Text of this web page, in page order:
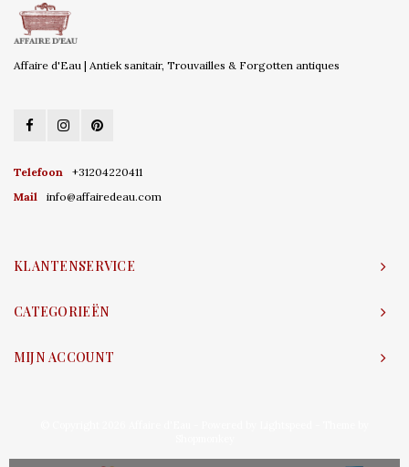
Affaire d'Eau | Antiek sanitair, Trouvailles & Forgotten antiques
Telefoon
+31204220411
Mail
info@affairedeau.com
KLANTENSERVICE
CATEGORIEËN
MIJN ACCOUNT